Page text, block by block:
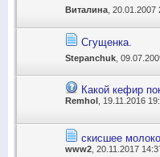
Виталина , 20.01.2007
Сгущенка.
Stepanchuk ,
Какой кефир
Remhol , 19.11.2016
скисшее
www2 , 20.11.2017